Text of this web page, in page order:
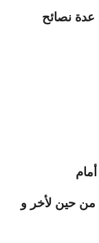
نصائح
من حين لأخر و